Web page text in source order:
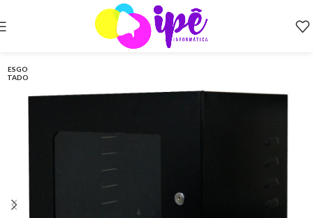
ESGO
TADO